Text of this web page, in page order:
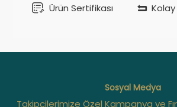
Ürün Sertifikası
Sosyal Medya
Takipçilerimize Özel Kampanya ve